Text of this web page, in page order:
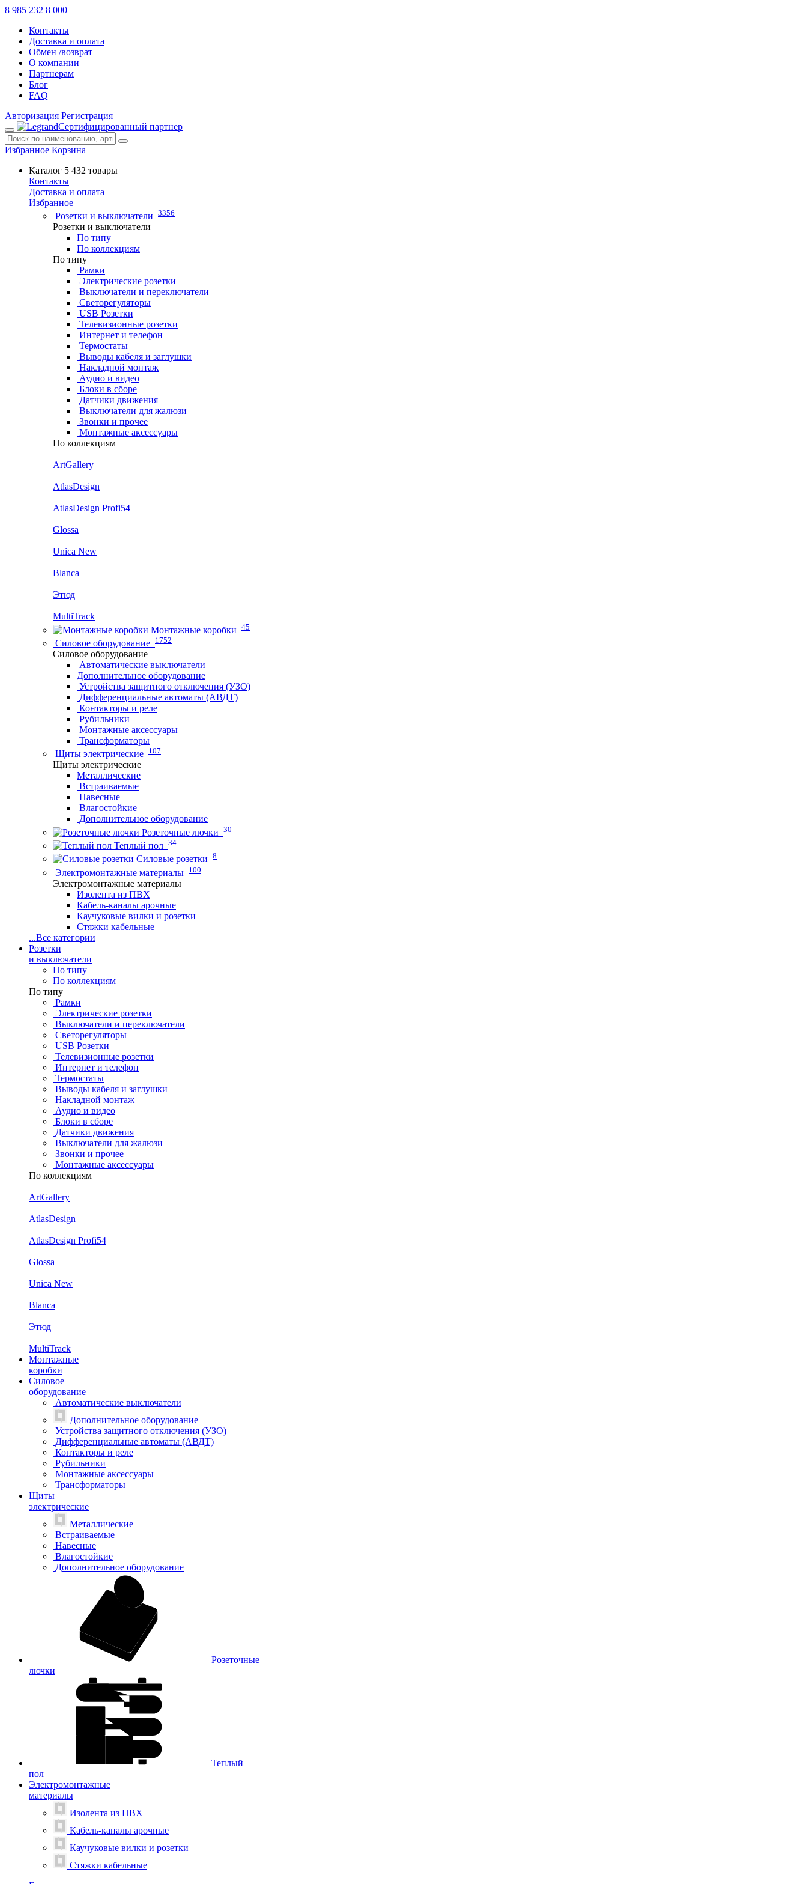
8 985 232 8 000
Контакты
Доставка и оплата
Обмен /возврат
О компании
Партнерам
Блог
FAQ
Авторизация Регистрация
Сертифицированный партнер
Избранное Корзина
Каталог 5 432 товары
Контакты
Доставка и оплата
Избранное
Розетки и выключатели 3356
Розетки и выключатели
По типу
По коллекциям
По типу
Рамки
Электрические розетки
Выключатели и переключатели
Светорегуляторы
USB Розетки
Телевизионные розетки
Интернет и телефон
Термостаты
Выводы кабеля и заглушки
Накладной монтаж
Аудио и видео
Блоки в сборе
Датчики движения
Выключатели для жалюзи
Звонки и прочее
Монтажные аксессуары
По коллекциям
ArtGallery
AtlasDesign
AtlasDesign Profi54
Glossa
Unica New
Blanca
Этюд
MultiTrack
Монтажные коробки 45
Силовое оборудование 1752
Силовое оборудование
Автоматические выключатели
Дополнительное оборудование
Устройства защитного отключения (УЗО)
Дифференциальные автоматы (АВДТ)
Контакторы и реле
Рубильники
Монтажные аксессуары
Трансформаторы
Щиты электрические 107
Щиты электрические
Металлические
Встраиваемые
Навесные
Влагостойкие
Дополнительное оборудование
Розеточные лючки 30
Теплый пол 34
Силовые розетки 8
Электромонтажные материалы 100
Электромонтажные материалы
Изолента из ПВХ
Кабель-каналы арочные
Каучуковые вилки и розетки
Стяжки кабельные
...Все категории
Розетки
и выключатели
По типу
По коллекциям
По типу
Рамки
Электрические розетки
Выключатели и переключатели
Светорегуляторы
USB Розетки
Телевизионные розетки
Интернет и телефон
Термостаты
Выводы кабеля и заглушки
Накладной монтаж
Аудио и видео
Блоки в сборе
Датчики движения
Выключатели для жалюзи
Звонки и прочее
Монтажные аксессуары
По коллекциям
ArtGallery
AtlasDesign
AtlasDesign Profi54
Glossa
Unica New
Blanca
Этюд
MultiTrack
Монтажные
коробки
Силовое
оборудование
Автоматические выключатели
Дополнительное оборудование
Устройства защитного отключения (УЗО)
Дифференциальные автоматы (АВДТ)
Контакторы и реле
Рубильники
Монтажные аксессуары
Трансформаторы
Щиты
электрические
Металлические
Встраиваемые
Навесные
Влагостойкие
Дополнительное оборудование
Розеточные
лючки
Теплый
пол
Электромонтажные
материалы
Изолента из ПВХ
Кабель-каналы арочные
Каучуковые вилки и розетки
Стяжки кабельные